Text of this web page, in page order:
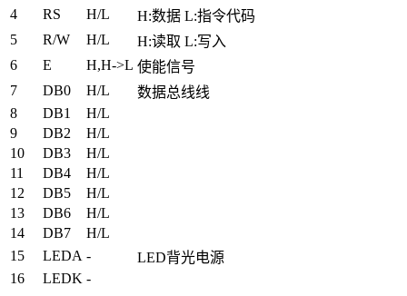
4
RS H/L
H:数据 L:指令代码
5
R/W H/L
H:读取 L:写入
6
E H,H->L 使能信号
7
DB0 H/L
数据总线线
8
DB1
H/L
9
DB2
H/L
10
DB3
H/L
11
DB4
H/L
12
DB5
H/L
13
DB6
H/L
14
DB7
H/L
15
LEDA -
LED背光电源
16
LEDK -